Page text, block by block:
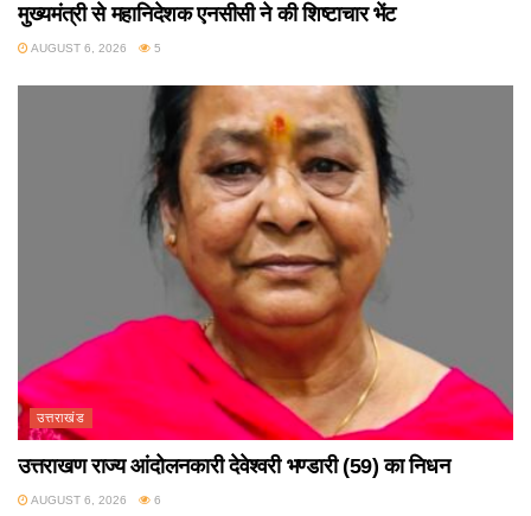
मुख्यमंत्री से महानिदेशक एनसीसी ने की शिष्टाचार भेंट
AUGUST 6, 2026 5
उत्तराखंड
उत्तराखण राज्य आंदोलनकारी देवेश्वरी भण्डारी (59) का निधन
AUGUST 6, 2026 6